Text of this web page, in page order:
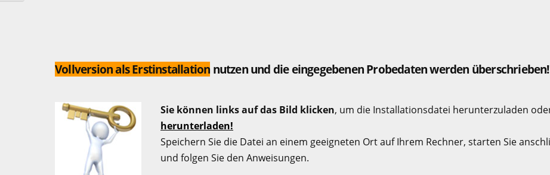
Vollversion als Erstinstallation nutzen und die eingegebenen Probedaten werden überschrieben!
Sie können links auf das Bild klicken, um die Installationsdatei herunterzuladen
herunterladen!
Speichern Sie die Datei an einem geeigneten Ort auf Ihrem Rechner, starten Sie
und folgen Sie den Anweisungen.